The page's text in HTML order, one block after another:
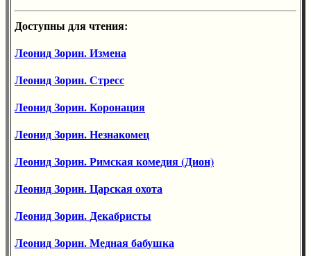
Доступны для чтения:
Леонид Зорин. Измена
Леонид Зорин. Стресс
Леонид Зорин. Коронация
Леонид Зорин. Незнакомец
Леонид Зорин. Римская комедия (Дион)
Леонид Зорин. Царская охота
Леонид Зорин. Декабристы
Леонид Зорин. Медная бабушка